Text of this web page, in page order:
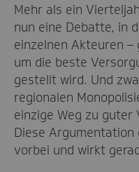
Mehr als ein
nun eine Debatte, in
einzelnen Akteuren
um die beste
gestellt wird. Und
regionalen
einzige Weg zu
Diese
vorbei und wirkt